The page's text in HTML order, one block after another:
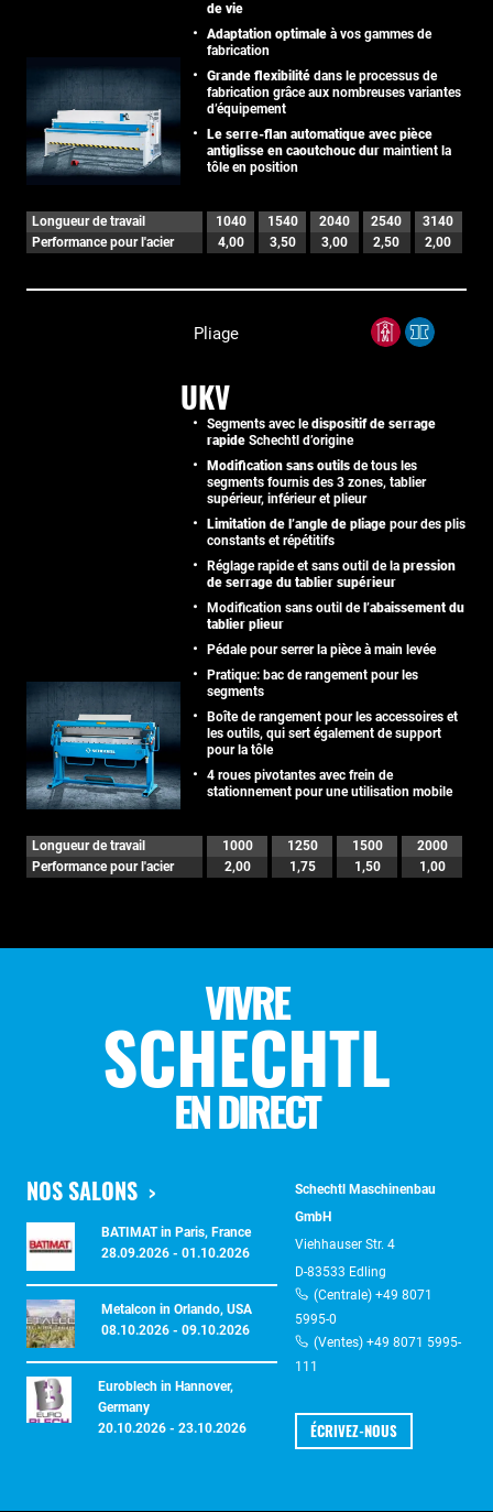
de vie
Adaptation optimale à vos gammes de
fabrication
Grande flexibilité dans le processus de
fabrication grâce aux nombreuses variantes
d’équipement
Le serre-flan automatique avec pièce
antiglisse en caoutchouc dur maintient la
tôle en position
Longueur de travail 1040 1540 2040 2540
3140
Performance pour l'acier
4,00 3,50 3,00 2,50 2,00
Pliage
UKV
Segments avec ledispositif de serrage
rapide Schechtl d’origine
Modification sans outils de tous les
segments fournis des 3 zones, tablier
supérieur, inférieur et plieur
Limitation de l’angle de pliage pour des plis
constants et répétitifs
Réglage rapide et sans outil de la pression
de serrage du tablier supérieur
Modification sans outil de l’abaissement du
tablier plieur
Pédale pour serrer la pièce à main levée
Pratique: bac de rangement pour les
segments
Boîte de rangement pour les accessoires et
les outils, qui sert également de support
pour la tôle
4 roues pivotantes avec frein de
stationnement pour une utilisation mobile
Longueur de travail 1000 1250 1500
2000
Performance pour l'acier
2,00 1,75 1,50 1,00
VIVRE
SCHECHTL
EN DIRECT
NOS SALONS
BATIMAT in Paris, France
28.09.2026 - 01.10.2026
Metalcon in Orlando, USA
08.10.2026 - 09.10.2026
Euroblech in Hannover,
Germany
20.10.2026 - 23.10.2026
Schechtl Maschinenbau
GmbH
Viehhauser Str. 4
D-83533 Edling
(Centrale) +49 8071
5995-0
(Ventes) +49 8071 5995-
111
ÉCRIVEZ-NOUS